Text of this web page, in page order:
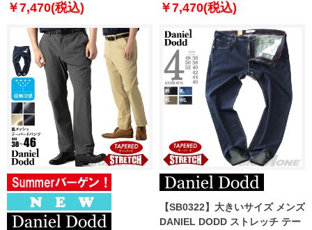
￥7,470(税込) ￥7,470(税込)
【SB0322】大きいサイズ メンズ
DANIEL DODD ストレッチ テー